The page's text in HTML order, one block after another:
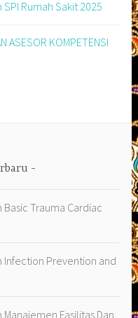
Rumah Sakit 2025
ASESOR KOMPETENSI
Basic Trauma Cardiac
Infection Prevention and
Fasilitas Dan